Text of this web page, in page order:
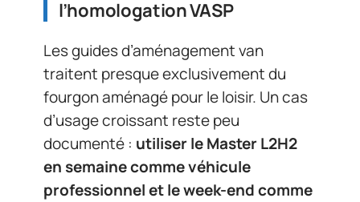
l’homologation VASP
Les guides d’aménagement van
traitent presque exclusivement du
fourgon aménagé pour le loisir. Un cas
d’usage croissant reste peu
documenté : utiliser le Master L2H2
en semaine comme véhicule
professionnel et le week-end comme